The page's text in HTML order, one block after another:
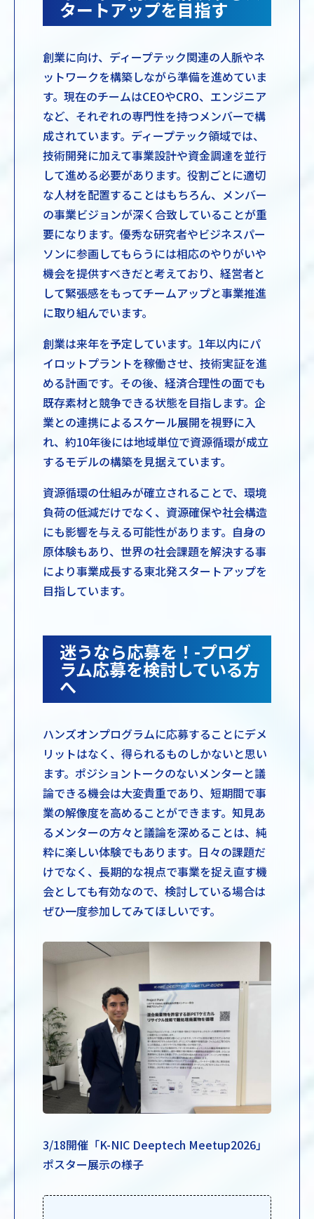
タートアップを目指す
創業に向け、ディープテック関連の人脈やネ
ットワークを構築しながら準備を進めていま
す。現在のチームはCEOやCRO、エンジニア
など、それぞれの専門性を持つメンバーで構
成されています。ディープテック領域では、
技術開発に加えて事業設計や資金調達を並行
して進める必要があります。役割ごとに適切
な人材を配置することはもちろん、メンバー
の事業ビジョンが深く合致していることが重
要になります。優秀な研究者やビジネスパー
ソンに参画してもらうには相応のやりがいや
機会を提供すべきだと考えており、経営者と
して緊張感をもってチームアップと事業推進
に取り組んでいます。
創業は来年を予定しています。1年以内にパ
イロットプラントを稼働させ、技術実証を進
める計画です。その後、経済合理性の面でも
既存素材と競争できる状態を目指します。企
業との連携によるスケール展開を視野に入
れ、約10年後には地域単位で資源循環が成立
するモデルの構築を見据えています。
資源循環の仕組みが確立されることで、環境
負荷の低減だけでなく、資源確保や社会構造
にも影響を与える可能性があります。自身の
原体験もあり、世界の社会課題を解決する事
により事業成長する東北発スタートアップを
目指しています。
迷うなら応募を！-プログ
ラム応募を検討している方
へ
ハンズオンプログラムに応募することにデメ
リットはなく、得られるものしかないと思い
ます。ポジショントークのないメンターと議
論できる機会は大変貴重であり、短期間で事
業の解像度を高めることができます。知見あ
るメンターの方々と議論を深めることは、純
粋に楽しい体験でもあります。日々の課題だ
けでなく、長期的な視点で事業を捉え直す機
会としても有効なので、検討している場合は
ぜひ一度参加してみてほしいです。
3/18開催「K-NIC Deeptech Meetup2026」
ポスター展示の様子